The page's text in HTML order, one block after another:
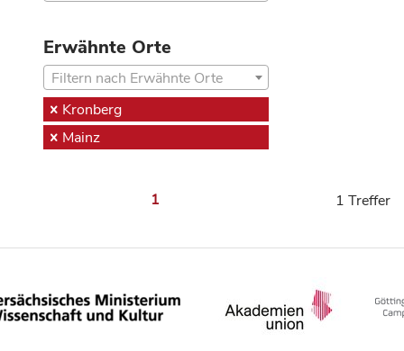
Erwähnte Orte
Filtern nach Erwähnte Orte
Kronberg
Mainz
1 1 Treffer